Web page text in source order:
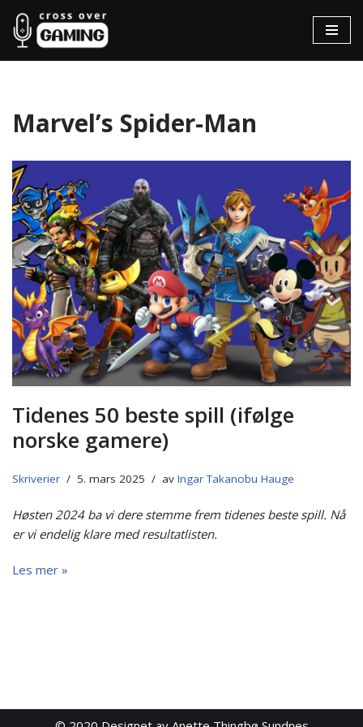
Hopp
til
Marvel’s Spider-Man
Tidenes 50 beste spill (ifølge
norske gamere)
Skriverier 5. mars 2025 av Ingar Takanobu Hauge
Høsten 2024 ba vi dere stemme frem tidenes beste spill. Nå
er vi endelig klare med resultatlisten.
Les mer »